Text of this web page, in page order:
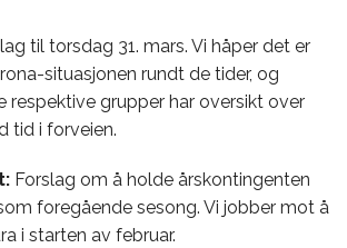
til torsdag 31. mars. Vi håper det er
situasjonen rundt de tider, og
respektive grupper har oversikt over
tid i forveien.
Forslag om å holde årskontingenten
foregående sesong. Vi jobber mot å
i starten av februar.